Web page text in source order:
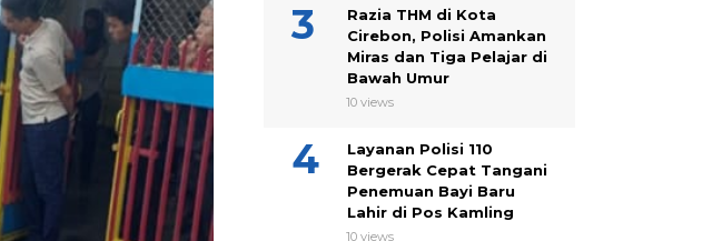
Razia THM di Kota
Cirebon, Polisi Amankan
Miras dan Tiga Pelajar di
Bawah Umur
10 views
Layanan Polisi 110
Bergerak Cepat Tangani
Penemuan Bayi Baru
Lahir di Pos Kamling
10 views